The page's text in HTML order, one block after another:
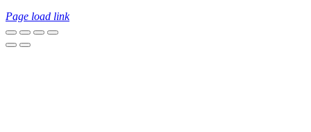
Page load link